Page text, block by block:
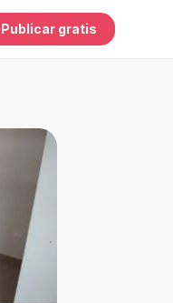
Publicar gratis